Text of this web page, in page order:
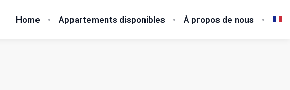
Home Appartements disponibles À propos de nous